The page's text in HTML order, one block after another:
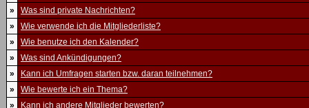
»
Was sind private Nachrichten?
»
Wie verwende ich die Mitgliederliste?
»
Wie benutze ich den Kalender?
»
Was sind Ankündigungen?
»
Kann ich Umfragen starten bzw. daran teilnehmen?
»
Wie bewerte ich ein Thema?
»
Kann ich andere Mitglieder bewerten?